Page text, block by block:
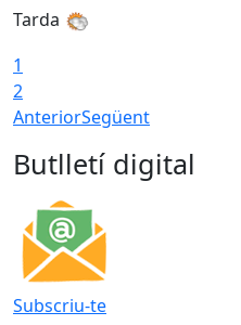
Tarda
1
2
AnteriorSegüent
Butlletí digital
Subscriu-te